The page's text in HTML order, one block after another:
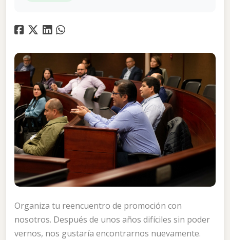
Organiza tu reencuentro de promoción con
nosotros. Después de unos años difíciles sin poder
vernos, nos gustaría encontrarnos nuevamente.